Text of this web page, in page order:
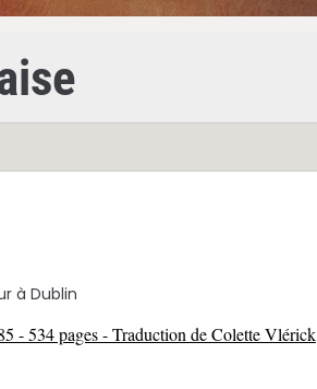
- 534 pages - Traduction de Colette Vlérick